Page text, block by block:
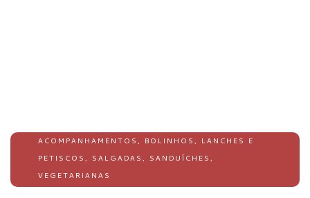
ACOMPANHAMENTOS, BOLINHOS, LANCHES E
PETISCOS, SALGADAS, SANDUÍCHES,
VEGETARIANAS